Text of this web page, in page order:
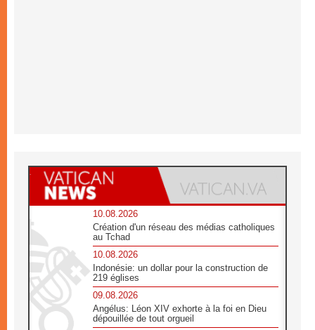
10.08.2026
Création d'un réseau des médias catholiques
au Tchad
10.08.2026
Indonésie: un dollar pour la construction de
219 églises
09.08.2026
Angélus: Léon XIV exhorte à la foi en Dieu
dépouillée de tout orgueil